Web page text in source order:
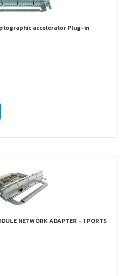
accelerator Plug-in
NETWORK ADAPTER - 1 PORTS